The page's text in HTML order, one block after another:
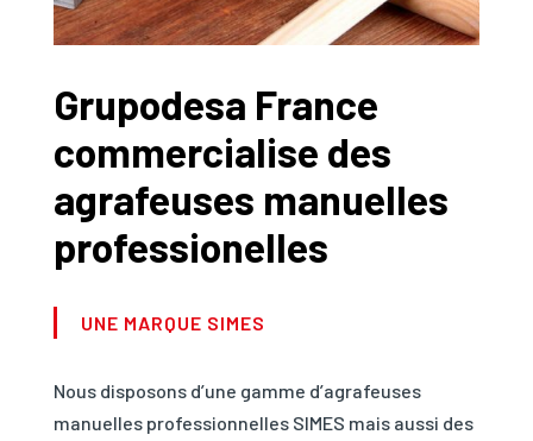
Grupodesa France
commercialise des
agrafeuses manuelles
professionelles
UNE MARQUE SIMES
Nous disposons d’une gamme d’agrafeuses
manuelles professionnelles SIMES mais aussi des